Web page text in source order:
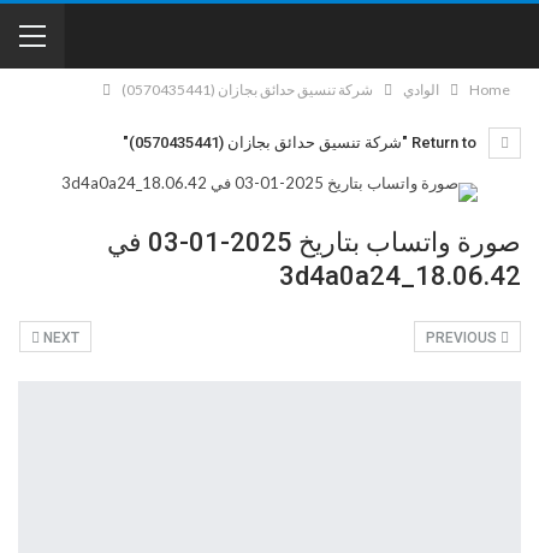
Home الوادي شركة تنسيق حدائق بجازان (0570435441)
صورة واتساب بتاريخ 2025-01-03 في
18.06.42_3d4a0a24
NEXT